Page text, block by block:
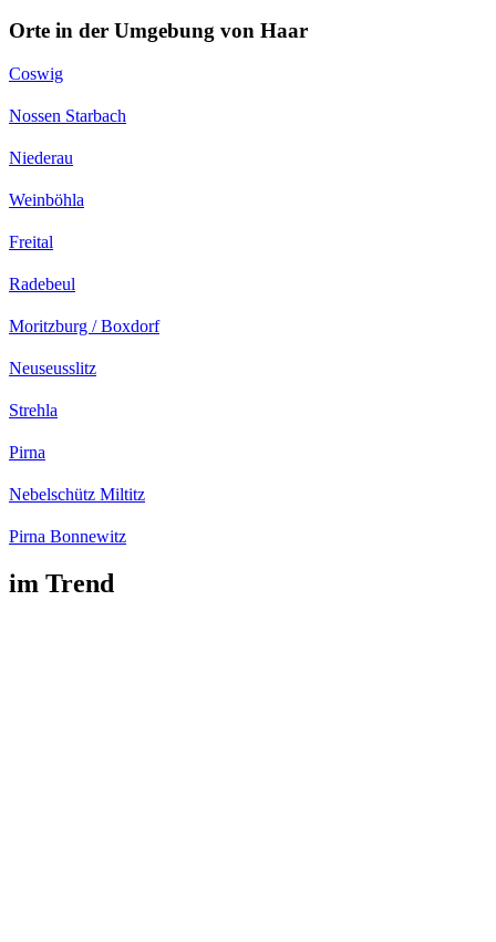
Orte in der Umgebung von Haar
Coswig
Nossen Starbach
Niederau
Weinböhla
Freital
Radebeul
Moritzburg / Boxdorf
Neuseusslitz
Strehla
Pirna
Nebelschütz Miltitz
Pirna Bonnewitz
im Trend